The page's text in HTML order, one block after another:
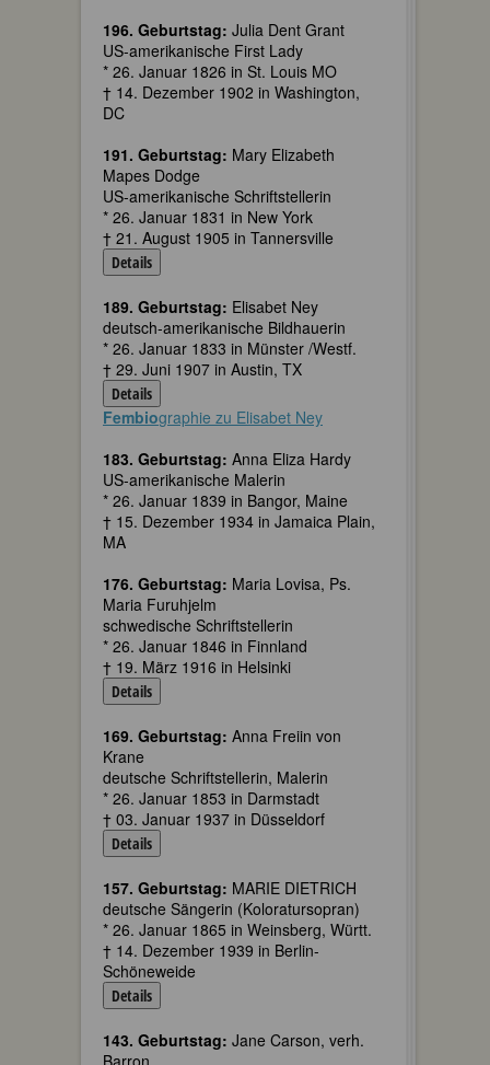
196. Geburtstag: Julia Dent Grant
US-amerikanische First Lady
* 26. Januar 1826 in St. Louis MO
† 14. Dezember 1902 in Washington,
DC
191. Geburtstag: Mary Elizabeth
Mapes Dodge
US-amerikanische Schriftstellerin
* 26. Januar 1831 in New York
† 21. August 1905 in Tannersville
Details
189. Geburtstag: Elisabet Ney
deutsch-amerikanische Bildhauerin
* 26. Januar 1833 in Münster /Westf.
† 29. Juni 1907 in Austin, TX
Details
Fembiographie zu Elisabet Ney
183. Geburtstag: Anna Eliza Hardy
US-amerikanische Malerin
* 26. Januar 1839 in Bangor, Maine
† 15. Dezember 1934 in Jamaica Plain,
MA
176. Geburtstag: Maria Lovisa, Ps.
Maria Furuhjelm
schwedische Schriftstellerin
* 26. Januar 1846 in Finnland
† 19. März 1916 in Helsinki
Details
169. Geburtstag: Anna Freiin von
Krane
deutsche Schriftstellerin, Malerin
* 26. Januar 1853 in Darmstadt
† 03. Januar 1937 in Düsseldorf
Details
157. Geburtstag: MARIE DIETRICH
deutsche Sängerin (Koloratursopran)
* 26. Januar 1865 in Weinsberg, Württ.
† 14. Dezember 1939 in Berlin-
Schöneweide
Details
143. Geburtstag: Jane Carson, verh.
Barron